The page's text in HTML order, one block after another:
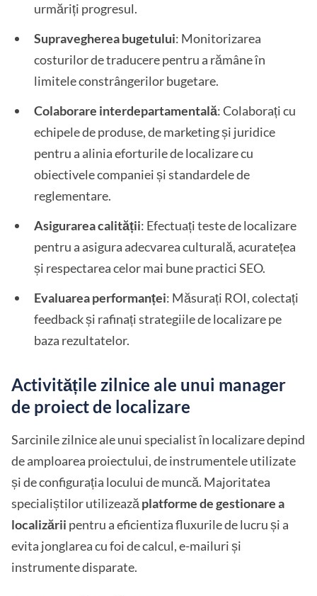
urmăriți progresul.
Supravegherea bugetului: Monitorizarea
costurilor de traducere pentru a rămâne în
limitele constrângerilor bugetare.
Colaborare interdepartamentală: Colaborați cu
echipele de produse, de marketing și juridice
pentru a alinia eforturile de localizare cu
obiectivele companiei și standardele de
reglementare.
Asigurarea calității: Efectuați teste de localizare
pentru a asigura adecvarea culturală, acuratețea
și respectarea celor mai bune practici SEO.
Evaluarea performanței: Măsurați ROI, colectați
feedback și rafinați strategiile de localizare pe
baza rezultatelor.
Activitățile zilnice ale unui manager
de proiect de localizare
Sarcinile zilnice ale unui specialist în localizare depind
de amploarea proiectului, de instrumentele utilizate
și de configurația locului de muncă. Majoritatea
specialiștilor utilizează platforme de gestionare a
localizării pentru a eficientiza fluxurile de lucru și a
evita jonglarea cu foi de calcul, e-mailuri și
instrumente disparate.